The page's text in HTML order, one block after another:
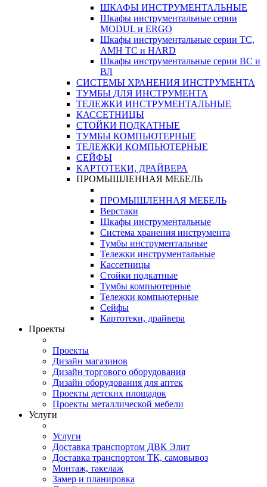
ШКАФЫ ИНСТРУМЕНТАЛЬНЫЕ
Шкафы инструментальные серии
MODUL и ERGO
Шкафы инструментальные серии ТС,
АМН ТС и HARD
Шкафы инструментальные серии ВС и
ВЛ
СИСТЕМЫ ХРАНЕНИЯ ИНСТРУМЕНТА
ТУМБЫ ДЛЯ ИНСТРУМЕНТА
ТЕЛЕЖКИ ИНСТРУМЕНТАЛЬНЫЕ
КАССЕТНИЦЫ
СТОЙКИ ПОДКАТНЫЕ
ТУМБЫ КОМПЬЮТЕРНЫЕ
ТЕЛЕЖКИ КОМПЬЮТЕРНЫЕ
СЕЙФЫ
КАРТОТЕКИ, ДРАЙВЕРА
ПРОМЫШЛЕННАЯ МЕБЕЛЬ
ПРОМЫШЛЕННАЯ МЕБЕЛЬ
Верстаки
Шкафы инструментальные
Система хранения инструмента
Тумбы инструментальные
Тележки инструментальные
Кассетницы
Стойки подкатные
Тумбы компьютерные
Тележки компьютерные
Сейфы
Картотеки, драйвера
Проекты
Проекты
Дизайн магазинов
Дизайн торгового оборудования
Дизайн оборудования для аптек
Проекты детских площадок
Проекты металлической мебели
Услуги
Услуги
Доставка транспортом ДВК Элит
Доставка транспортом ТК, самовывоз
Монтаж, такелаж
Замер и планировка